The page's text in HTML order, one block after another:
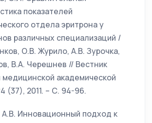
показателей
отдела эритрона у
различных специализаций /
О.В. Журило, А.В. Зурочка,
В.А. Черешнев // Вестник
медицинской академической
(37), 2011. – С. 94-96.
Инновационный подход к